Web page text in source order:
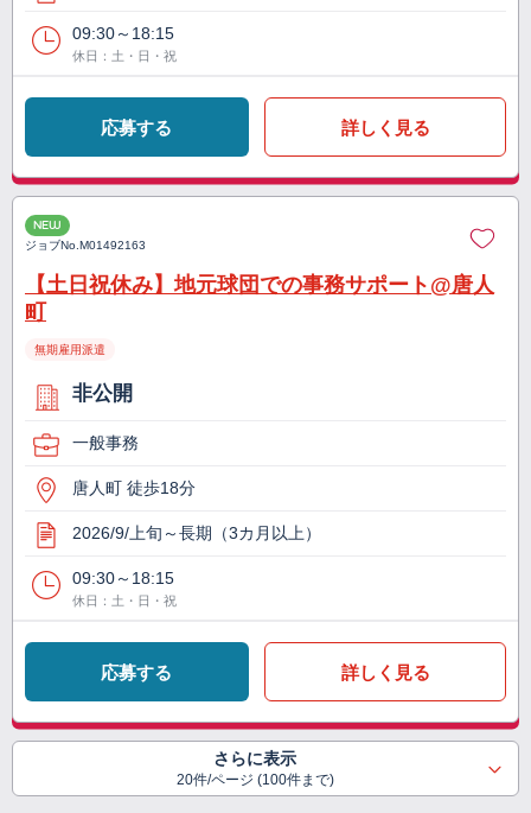
09:30～18:15
休日：土・日・祝
応募する 詳しく見る
NEW
ジョブNo.M01492163
【土日祝休み】地元球団での事務サポート@唐人
町
無期雇用派遣
非公開
一般事務
唐人町 徒歩18分
2026/9/上旬～長期（3カ月以上）
09:30～18:15
休日：土・日・祝
応募する 詳しく見る
さらに表示
20件/ページ (100件まで)